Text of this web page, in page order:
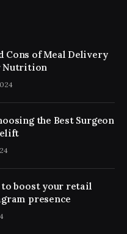
Cons of Meal Delivery
Nutrition
the Best Surgeon
boost your retail
presence